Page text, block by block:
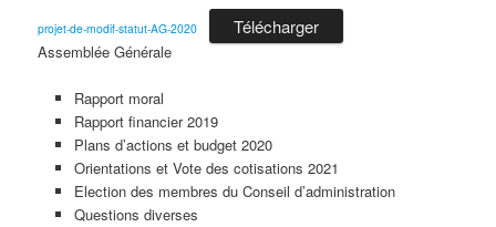
projet-de-modif-statut-AG-2020 Télécharger
Assemblée Générale
Rapport moral
Rapport financier 2019
Plans d’actions et budget 2020
Orientations et Vote des cotisations 2021
Election des membres du Conseil d’administration
Questions diverses